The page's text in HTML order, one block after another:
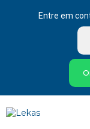
Entre em